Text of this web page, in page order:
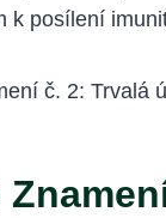
k posílení